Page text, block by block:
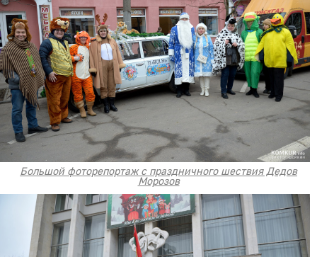
Большой фоторепортаж с праздничного шествия Дедов
Морозов